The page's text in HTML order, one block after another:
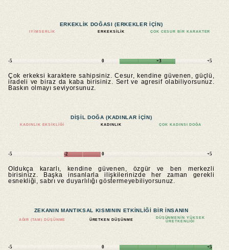
ERKEKLIK DOĞASI (ERKEKLER IÇIN)
IYIMSERLIK ERKEKSILIK ÇOK CESUR BIR KARAKTER
-5 0 +3 +5
Çok erkeksi karaktere sahipsiniz. Cesur, kendine güvenen, güçlü,
iradeli ve biraz da kaba birisiniz. Sert ve agresif olabiliyorsunuz.
Baskın olmayı seviyorsunuz.
DIŞIL DOĞA (KADINLAR IÇIN)
KADINLIK EKSIKLIĞI KADINLIK ÇOK KADINSI DOĞA
-5 -2 0 +5
Oldukça kararlı, kendine güvenen, özgür ve ben merkezli
birisinizz. Başka insanlarla ilişkilerinizde her zaman gerekli
esnekliği, sabrı ve duyarlılığı göstermeyebiliyorsunuz.
ZEKANIN MANTIKSAL KISMININ ETKINLIĞI BIR INSANIN
AĞIR (TAM) DÜŞÜNME ÜRETKEN DÜŞÜNME
DÜŞÜNMENIN YÜKSEK
ÜRETKENLIĞI
-5 0 +5